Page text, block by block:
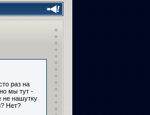
раз на
мы тут -
не нашутку
Нет?